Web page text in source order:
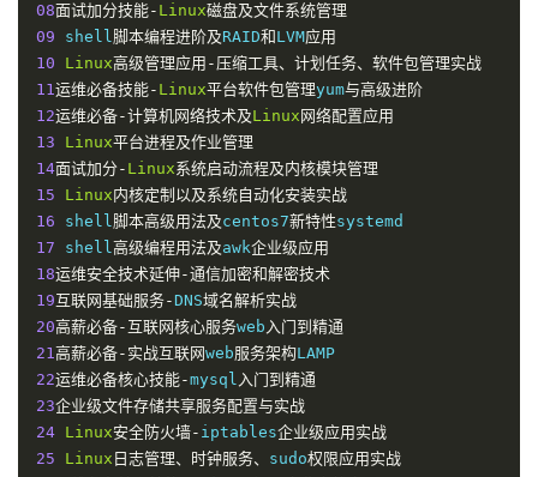
08面试加分技能- Linux磁盘及文件系统管理
09 shell脚本编程进阶及RAID和 LVM应用
10
Linux高级管理应用-压缩工具、计划任务、软件包管理实战
11运维必备技能- Linux平台软件包管理yum与高级进阶
12运维必备-计算机网络技术及Linux 网络配置应用
13
Linux平台进程及作业管理
14面试加分- Linux系统启动流程及内核模块管理
15
Linux内核定制以及系统自动化安装实战
16 shell脚本高级用法及centos7新特性
17 shell高级编程用法及awk企业级应用
18运维安全技术延伸-通信加密和解密技术
19互联网基础服务-DNS域名解析实战
20高薪必备-互联网核心服务web 入门到精通
21高薪必备-实战互联网web服务架构
22运维必备核心技能-mysql 入门到精通
23企业级文件存储共享服务配置与实战
24 Linux安全防火墙- iptables企业级应用实战
25
Linux 日志管理、时钟服务、 sudo权限应用实战